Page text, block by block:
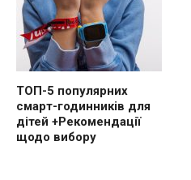
ТОП-5 популярних
смарт-годинників для
дітей +Рекомендації
щодо вибору